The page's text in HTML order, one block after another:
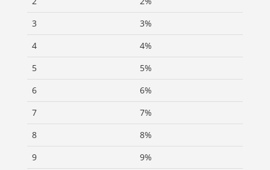
3
3%
4
4%
5
5%
6
6%
7
7%
8
8%
9
9%